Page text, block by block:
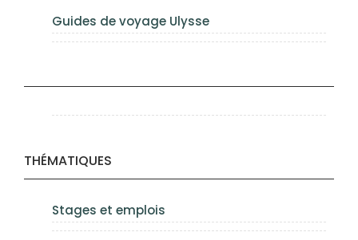
Guides de voyage Ulysse
THÉMATIQUES
Stages et emplois